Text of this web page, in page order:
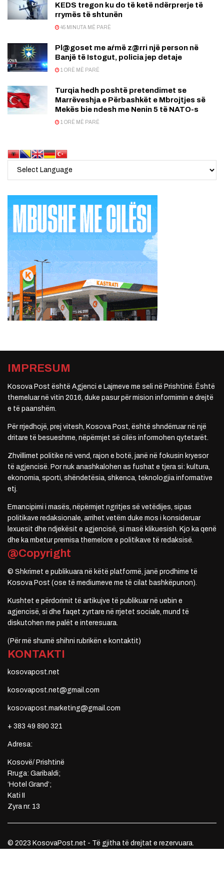
KEDS tregon ku do të ketë ndërprerje të
rrymës të shtunën
45 MINUTA MË PARË
Pl@goset me aŕmë z@rri një person në
Banjë të Istogut, policia jep detaje
1 ORË MË PARË
Turqia hedh poshtë pretendimet se
Marrëveshja e Përbashkët e Mbrojtjes së
Mekës bie ndesh me Nenin 5 të NATO-s
1 ORË MË PARË
IMPRESUM
Kosova Post është Agjenci e Lajmeve me seli në Prishtinë. Është
themeluar në vitin 2016, duke pasur për mision informimin e drejtë
e të paanshëm.
Për rrjedhojë, prej vitesh, Kosova Post, është shndërruar në një
dritare të besueshme, nëpërmjet së cilës informohen qytetarët.
Zhvillimet politike në vend, rajon e botë, janë në fokusin kryesor
të agjencisë. Por nuk anashkalohen as fushat e tjera si: kultura,
ekonomia, sporti, shëndetësia, shkenca, teknologjia informative
etj.
Emancipimi i masës, nëpërmjet ngritjes së vetëdijes, sipas
politikave redaksionale, arrihet vetëm duke mos i konsideruar
lexuesit dhe ndjekësit e agjencisë, si masë klikuesish. Kjo ka qenë
dhe ka mbetur premisa themelore e politikave të redaksisë.
@Copyright
© Shkrimet e publikuara në këtë platformë, janë prodhime të
Kosova Post (ose të mediumeve me të cilat bashkëpunon).
Kushtet e përdorimit të artikujve të publikuar në uebin e
agjencisë, si dhe faqet zyrtare në rrjetet sociale, mund të
diskutohen me palët e interesuara.
(Për më shumë shihni rubrikën e kontaktit)
KONTAKTI
kosovapost.net
kosovapost.net@gmail.com
kosovapost.marketing@gmail.com
+ 383 49 890 321
Adresa:
Kosovë/ Prishtinë
Rruga: Garibaldi;
‘Hotel Grand’;
Kati II
Zyra nr. 13
© 2023 KosovaPost.net - Të gjitha të drejtat e rezervuara.